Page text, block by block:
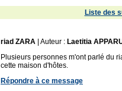
Liste des
riad ZARA | Auteur : Laetitia
Plusieurs personnes m'ont parlé du
cette maison d'hôtes.
Répondre à ce message